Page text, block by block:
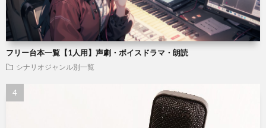
フリー台本一覧【1人用】声劇・ボイスドラマ・朗読
シナリオジャンル別一覧